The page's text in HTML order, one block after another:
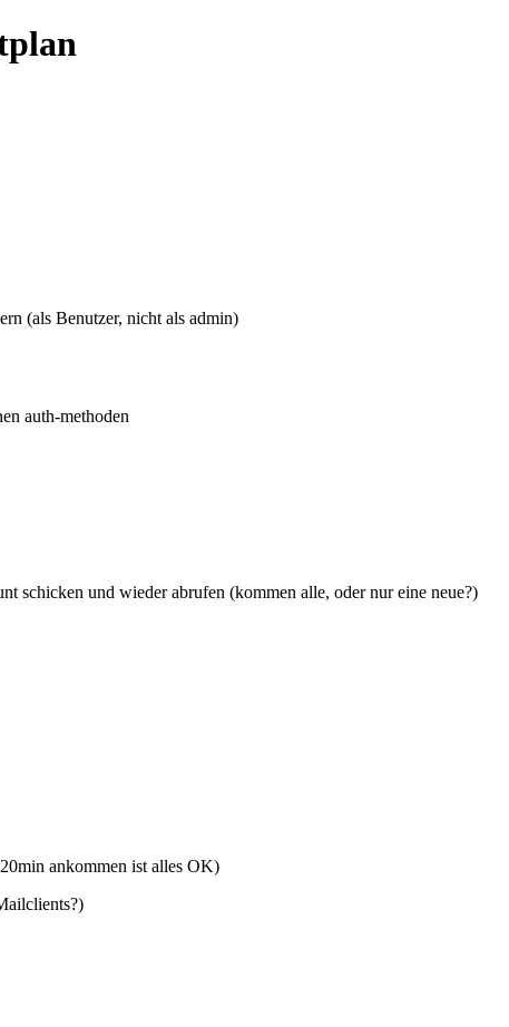
(als Benutzer, nicht als admin)
auth-methoden
schicken und wieder abrufen (kommen alle, oder nur eine neue?)
ankommen ist alles OK)